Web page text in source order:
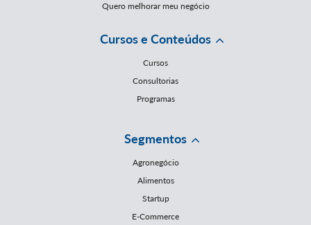
Quero melhorar meu negócio
Cursos e Conteúdos
Cursos
Consultorias
Programas
Segmentos
Agronegócio
Alimentos
Startup
E-Commerce